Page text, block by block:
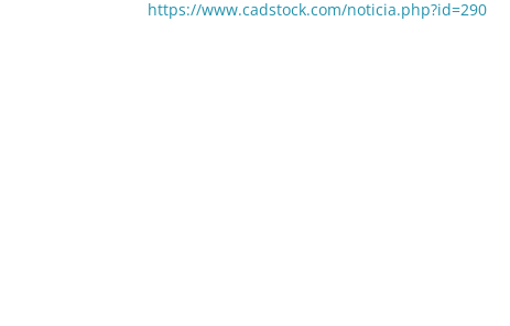
https://www.cadstock.com/noticia.php?id=290